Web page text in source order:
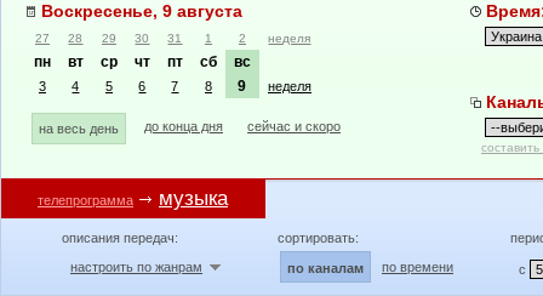
Воскресенье, 9 августа
27 28 29 30 31 1 2 неделя
пн вт ср чт пт сб вс
3 4 5 6 7 8 9 неделя
на весь день до конца дня сейчас и скоро
телепрограмма музыка
описания передач:
настроить по жанрам
сортировать:
по каналам по времени с